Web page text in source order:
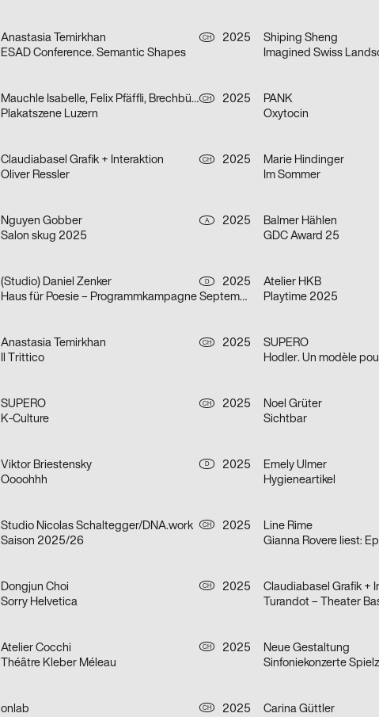
Anastasia Temirkhan CH
2025
ESAD Conference. Semantic Shapes
Shiping Sheng
Mauchle Isabelle, Felix Pfäffli, Brechbühl Erich CH
2025
Plakatszene Luzern
PANK
Oxytocin
Claudiabasel Grafik + Interaktion CH
2025
Oliver Ressler
Marie Hindinger
Im Sommer
Nguyen Gobber A
2025
Salon skug 2025
Balmer Hählen
GDC Award 25
(Studio) Daniel Zenker D
2025
Haus für Poesie – Programmkampagne September/Oktober 2025
Atelier HKB
Playtime 2025
Anastasia Temirkhan CH
2025
Il Trittico
SUPERO
Hodler. Un modèle
SUPERO CH
2025
K-Culture
Noel Grüter
Sichtbar
Viktor Briestensky D
2025
Oooohhh
Emely Ulmer
Hygieneartikel
Studio Nicolas Schaltegger/DNA.work CH
2025
Saison 2025/26
Line Rime
Dongjun Choi CH
2025
Sorry Helvetica
Claudiabasel Grafik +
Turandot – Theater
Atelier Cocchi CH
2025
Théâtre Kleber Méleau
Neue Gestaltung
Sinfoniekonzerte
onlab CH
2025
Carina Güttler